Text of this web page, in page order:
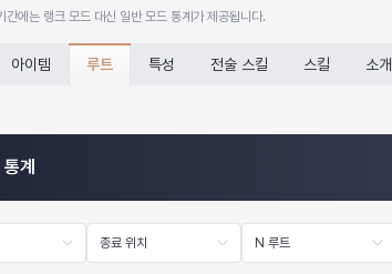
간에는 랭크 모드 대신 일반 모드 통계가 제공됩니다.
아이템 루트 특성 전술 스킬 스킬 소개
계
종료 위치 N 루트